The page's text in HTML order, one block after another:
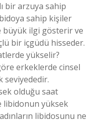
bir arzuya sahip
sahip kişiler
büyük ilgi gösterir ve
bir içgüdü hisseder.
yükselir?
erkeklerde cinsel
seviyededir.
olduğu saat
libidonun yüksek
libidosunu ne